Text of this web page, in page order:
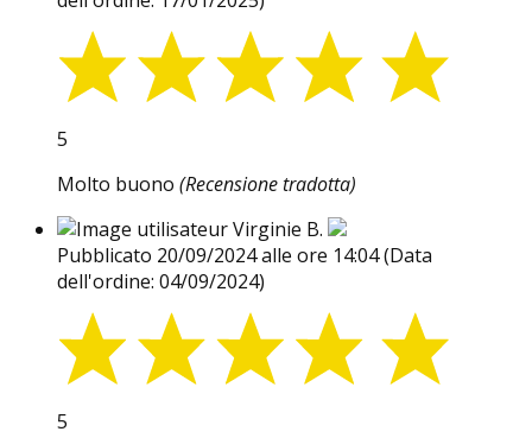
5
Molto buono (Recensione tradotta)
Virginie B.
Pubblicato 20/09/2024 alle ore 14:04(Data
dell'ordine: 04/09/2024)
5